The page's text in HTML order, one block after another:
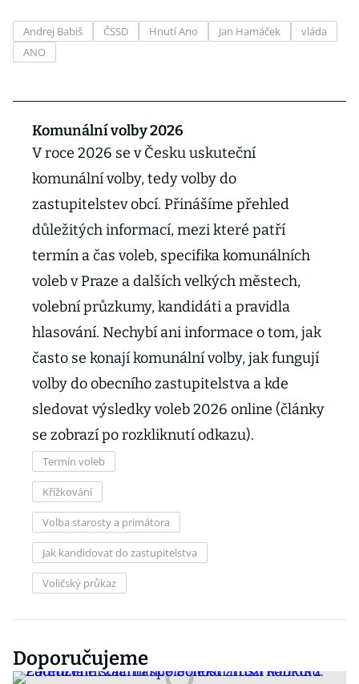
Andrej Babiš ČSSD Hnutí Ano Jan Hamáček
vláda
ANO
Komunální volby 2026
V roce 2026 se v Česku uskuteční
komunální volby, tedy volby do
zastupitelstev obcí. Přinášíme přehled
důležitých informací, mezi které patří
termín a čas voleb, specifika komunálních
voleb v Praze a dalších velkých městech,
volební průzkumy, kandidáti a pravidla
hlasování. Nechybí ani informace o tom, jak
často se konají komunální volby, jak fungují
volby do obecního zastupitelstva a kde
sledovat výsledky voleb 2026 online (články
se zobrazí po rozkliknutí odkazu).
Termín voleb
Křížkování
Volba starosty a primátora
Jak kandidovat do zastupitelstva
Voličský průkaz
Doporučujeme